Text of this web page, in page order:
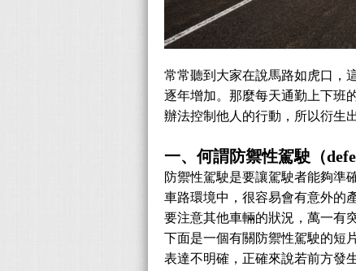
常常聽到大家在說馬路如虎口，
逐年增加。那麼每天通勤上下班
辦法控制他人的行動，所以衍生
一、何謂防禦性駕駛（
防禦性駕駛是要讓駕駛者能夠準
車路環境中，很容易會有意外的
要注意其他車輛的狀況，萬一有
下面是一個有關防禦性駕駛的短
表達不明確，正確來說若前方發